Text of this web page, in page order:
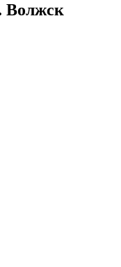
Волжск